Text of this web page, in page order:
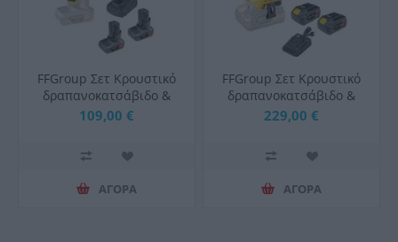
FFGroup Σετ Κρουστικό
δραπανοκατσάβιδο &
Παλμικό κατσαβίδι με
109,00 €
ΑΓΟΡΑ
FFGroup Σετ Κρουστικό
δραπανοκατσάβιδο &
Παλμικό κατσαβίδι με
229,00 €
ΑΓΟΡΑ